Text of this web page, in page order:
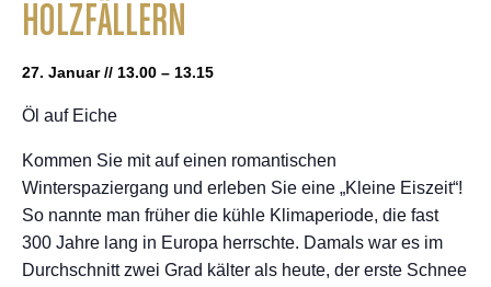
HOLZFÄLLERN
27. Januar // 13.00 – 13.15
Öl auf Eiche
Kommen Sie mit auf einen romantischen
Winterspaziergang und erleben Sie eine „Kleine Eiszeit“!
So nannte man früher die kühle Klimaperiode, die fast
300 Jahre lang in Europa herrschte. Damals war es im
Durchschnitt zwei Grad kälter als heute, der erste Schnee